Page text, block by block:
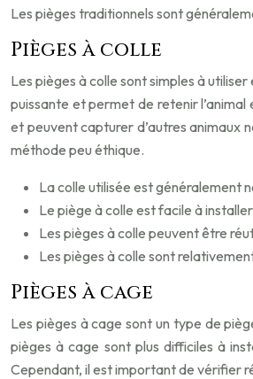
Les pièges traditionnels sont
Pièges à colle
Les pièges à colle sont simples à
puissante et permet de retenir
et peuvent capturer d’autres animaux
méthode peu éthique.
La colle utilisée est généralement
Le piège à colle est facile à
Les pièges à colle peuvent être
Les pièges à colle sont
Pièges à cage
Les pièges à cage sont un type de
pièges à cage sont plus difficiles à
Cependant, il est important de vérifier